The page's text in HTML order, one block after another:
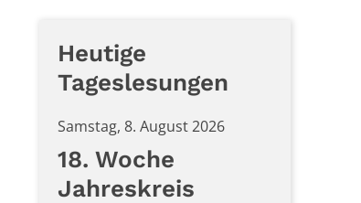
Heutige
Tageslesungen
Samstag, 8. August 2026
18. Woche
Jahreskreis